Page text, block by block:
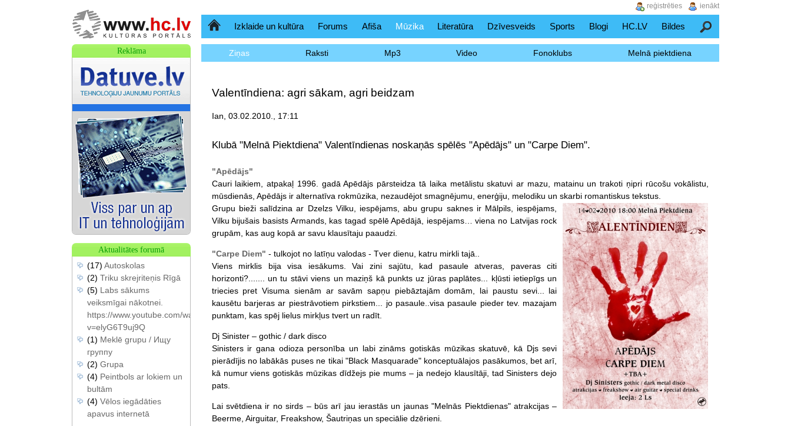
SākumlapaIzklaide un kultūra Forums Afiša Mūzika Literatūra Dzīvesveids Sports Blogi HC.LV Bildes Meklēšana
Ziņas Raksti Mp3 Video Fonoklubs Melnā piektdiena
Valentīndiena: agri sākam, agri beidzam
Ian, 03.02.2010., 17:11
Klubā "Melnā Piektdiena" Valentīndienas noskaņās spēlēs "Apēdājs" un "Carpe Diem".
"Apēdājs"
Cauri laikiem, atpakaļ 1996. gadā Apēdājs pārsteidza tā laika metālistu skatuvi ar mazu, matainu un trakoti ņipri rūcošu vokālistu,
mūsdienās, Apēdājs ir alternatīva rokmūzika, nezaudējot smagnējumu, enerģiju, melodiku un skarbi romantiskus tekstus.
Grupu bieži salīdzina ar Dzelzs Vilku, iespējams, abu grupu saknes ir Mālpils, iespējams,
Vilku bijušais basists Armands, kas tagad spēlē Apēdājā, iespējams… viena no Latvijas rock
grupām, kas aug kopā ar savu klausītaju paaudzi.
"Carpe Diem" - tulkojot no latīņu valodas - Tver dienu, katru mirkli tajā..
Viens mirklis bija visa iesākums. Vai zini sajūtu, kad pasaule atveras, paveras citi
horizonti?....... un tu stāvi viens un maziņš kā punkts uz jūras paplātes... kļūsti ietiepīgs un
triecies pret Visuma sienām ar savām sapņu piebāztajām domām, lai paustu sevi... lai
kausētu barjeras ar piestrāvotiem pirkstiem... jo pasaule..visa pasaule pieder tev. mazajam
punktam, kas spēj lielus mirkļus tvert un radīt.
Dj Sinister – gothic / dark disco
Sinisters ir gana odioza personība un labi zināms gotiskās mūzikas skatuvē, kā Djs sevi
pierādījis no labākās puses ne tikai "Black Masquarade" konceptuālajos pasākumos, bet arī,
kā numur viens gotiskās mūzikas dīdžejs pie mums – ja nedejo klausītāji, tad Sinisters dejo
pats.
Lai svētdiena ir no sirds – būs arī jau ierastās un jaunas "Melnās Piektdienas" atrakcijas –
Beerme, Airguitar, Freakshow, Šautriņas un speciālie dzērieni.
Reklāma
Aktualitātes forumā
(17) Autoskolas
(2) Triku skrejriteņis Rīgā
(5) Labs sākums
veiksmīgai nākotnei.
https://www.youtube.com/watch?
v=elyG6T9uj9Q
(1) Meklē grupu / Ищу
группу
(2) Grupa
(4) Peintbols ar lokiem un
bultām
(4) Vēlos iegādāties
apavus internetā
ienākt
reģistrēties